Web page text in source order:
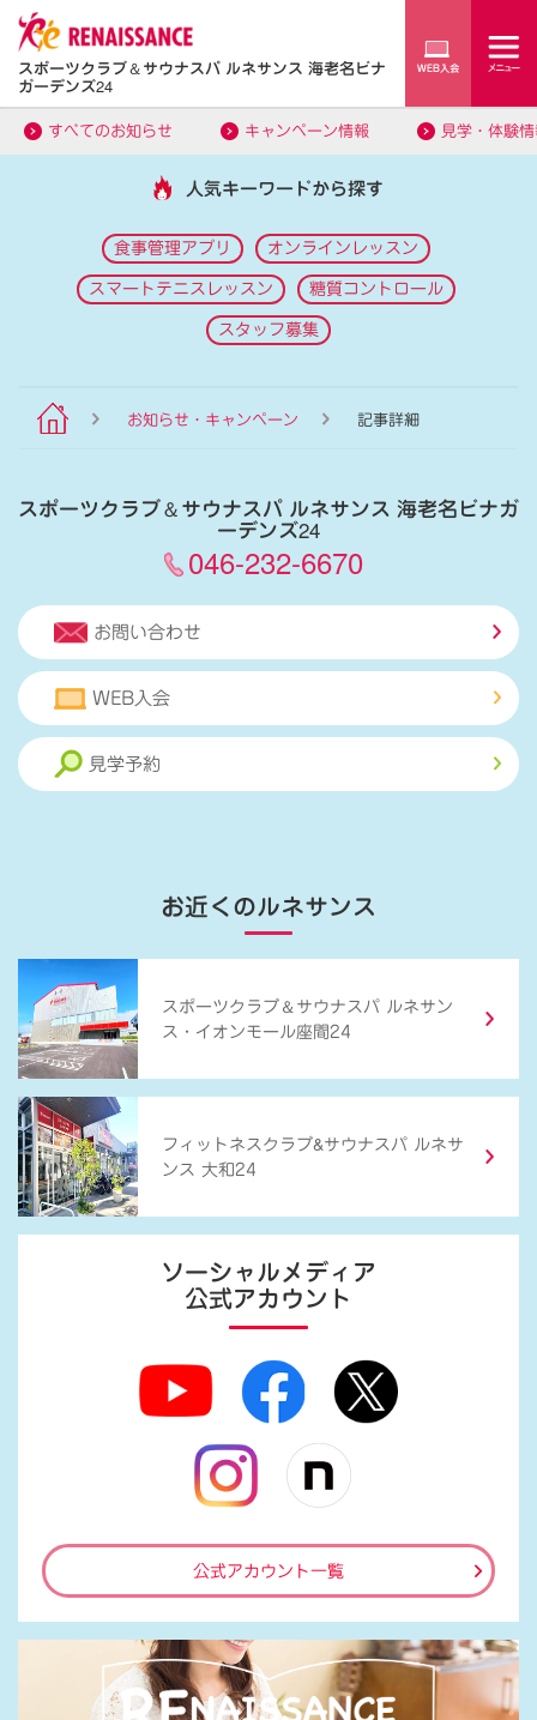
スポーツクラブ＆サウナスパ ルネサンス 海老名ビナ
ガーデンズ24
すべてのお知らせ キャンペーン情報 見学・体験
人気キーワードから探す
食事管理アプリ オンラインレッスン
スマートテニスレッスン 糖質コントロール
スタッフ募集
お知らせ・キャンペーン 記事詳細
スポーツクラブ＆サウナスパ ルネサンス 海老名ビナガ
ーデンズ24
046-232-6670
お問い合わせ
WEB入会
見学予約
お近くのルネサンス
スポーツクラブ ＆ サウナスパ ルネサン
ス・イオンモール座間24
フィットネスクラブ&サウナスパ ルネサ
ンス 大和24
ソーシャルメディア
公式アカウント
公式アカウント一覧